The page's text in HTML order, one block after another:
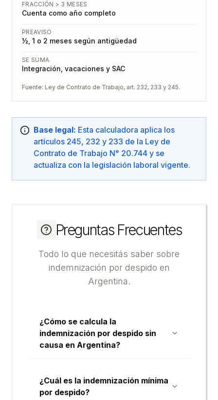
FRACCIÓN > 3 MESES
Cuenta como año completo
PREAVISO
½, 1 o 2 meses según antigüedad
SE SUMA
Integración, vacaciones y SAC
Fuente: Ley de Contrato de Trabajo, art. 232, 233 y 245.
Base legal: Esta calculadora aplica los
artículos 245, 232 y 233 de la Ley de
Contrato de Trabajo N° 20.744 y se
actualiza con la legislación laboral vigente.
Preguntas Frecuentes
Todo lo que necesitás saber sobre
indemnización por despido en
Argentina.
¿Cómo se calcula la
indemnización por despido sin
causa en Argentina?
¿Cuál es la indemnización mínima
por despido?